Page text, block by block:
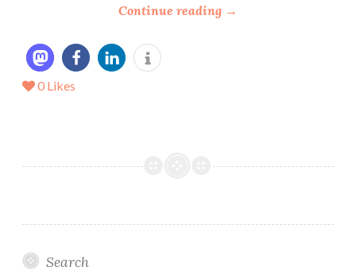
Continue reading “
s
e
→
0 Likes
Search